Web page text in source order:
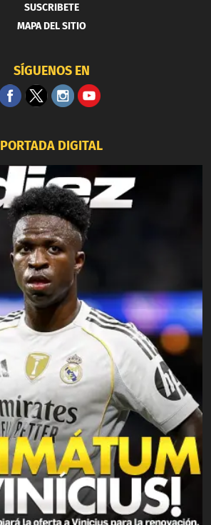
SUSCRIBETE
MAPA DEL SITIO
SÍGUENOS EN
PORTADA DIGITAL